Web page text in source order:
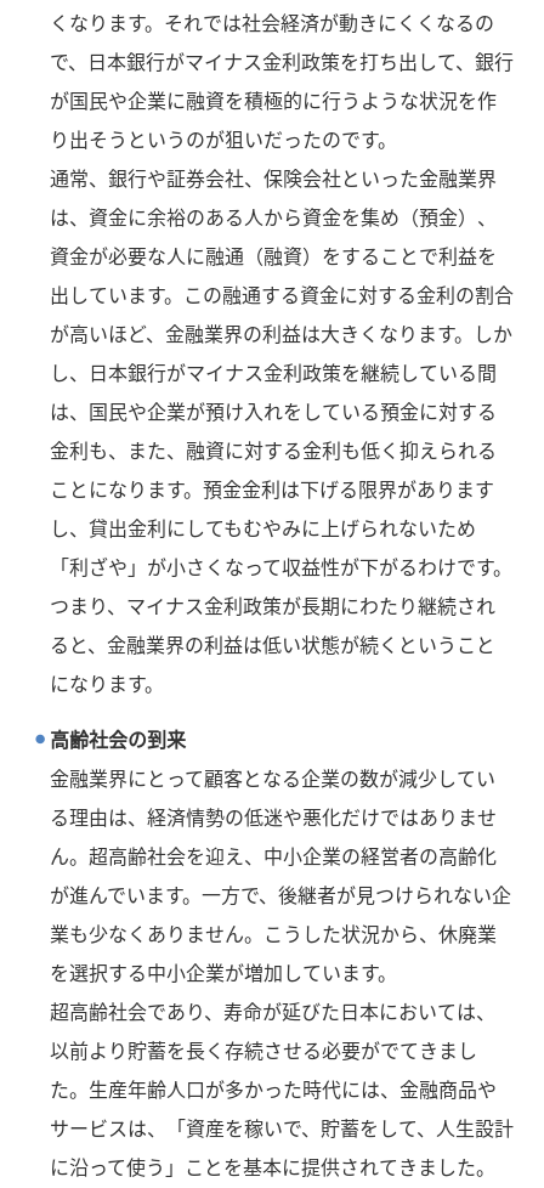
くなります。それでは社会経済が動きにくくなるの
で、日本銀行がマイナス金利政策を打ち出して、銀行
が国民や企業に融資を積極的に行うような状況を作
り出そうというのが狙いだったのです。
通常、銀行や証券会社、保険会社といった金融業界
は、資金に余裕のある人から資金を集め（預金）、
資金が必要な人に融通（融資）をすることで利益を
出しています。この融通する資金に対する金利の割合
が高いほど、金融業界の利益は大きくなります。しか
し、日本銀行がマイナス金利政策を継続している間
は、国民や企業が預け入れをしている預金に対する
金利も、また、融資に対する金利も低く抑えられる
ことになります。預金金利は下げる限界があります
し、貸出金利にしてもむやみに上げられないため
「利ざや」が小さくなって収益性が下がるわけです。
つまり、マイナス金利政策が長期にわたり継続され
ると、金融業界の利益は低い状態が続くということ
になります。
高齢社会の到来
金融業界にとって顧客となる企業の数が減少してい
る理由は、経済情勢の低迷や悪化だけではありませ
ん。超高齢社会を迎え、中小企業の経営者の高齢化
が進んでいます。一方で、後継者が見つけられない企
業も少なくありません。こうした状況から、休廃業
を選択する中小企業が増加しています。
超高齢社会であり、寿命が延びた日本においては、
以前より貯蓄を長く存続させる必要がでてきまし
た。生産年齢人口が多かった時代には、金融商品や
サービスは、「資産を稼いで、貯蓄をして、人生設計
に沿って使う」ことを基本に提供されてきました。